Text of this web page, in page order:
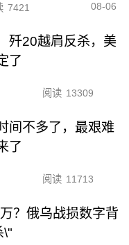
7421 08-06
歼20越肩反杀，美
了
阅读 13309
间不多了，最艰难
了
阅读 11713
？俄乌战损数字背
\"